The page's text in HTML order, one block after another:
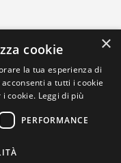
×
cookie
la tua esperienza di
a tutti i cookie
cookie. Leggi di più
PERFORMANCE